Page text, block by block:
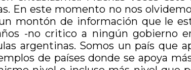
En este momento no nos
montón de información que le
-no critico a ningún gobierno
argentinas. Somos un país que
de países donde se apoya